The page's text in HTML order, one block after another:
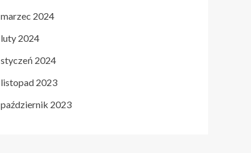
marzec 2024
luty 2024
styczeń 2024
listopad 2023
październik 2023